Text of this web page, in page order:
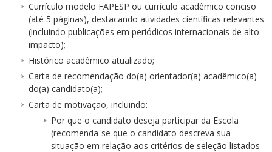
Currículo modelo FAPESP ou currículo acadêmico conciso
(até 5 páginas), destacando atividades científicas relevantes
(incluindo publicações em periódicos internacionais de alto
impacto);
Histórico acadêmico atualizado;
Carta de recomendação do(a) orientador(a) acadêmico(a)
do(a) candidato(a);
Carta de motivação, incluindo:
Por que o candidato deseja participar da Escola
(recomenda-se que o candidato descreva sua
situação em relação aos critérios de seleção listados